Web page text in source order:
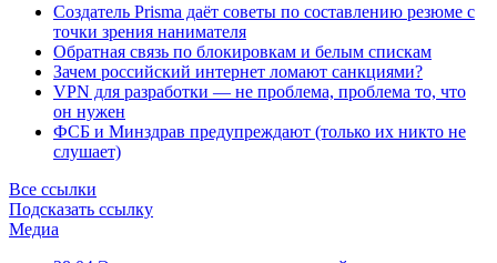
Создатель Prisma даёт советы по составлению резюме с
точки зрения нанимателя
Обратная связь по блокировкам и белым спискам
Зачем российский интернет ломают санкциями?
VPN для разработки — не проблема, проблема то, что
он нужен
ФСБ и Минздрав предупреждают (только их никто не
слушает)
Все ссылки
Подсказать ссылку
Медиа